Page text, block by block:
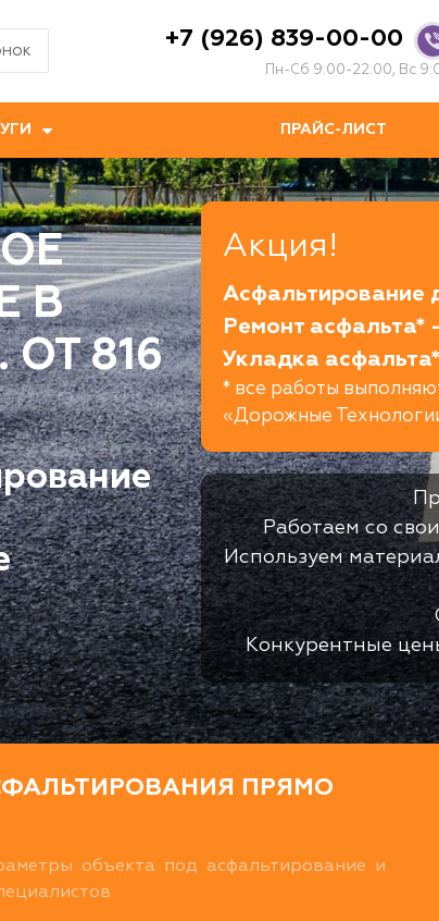
+7 (926) 839-00-00
Пн-Сб 9:00-22:00, Вс
ПРАЙС-ЛИСТ
В
816
Акция!
Асфальтирование
Ремонт асфальта*
Укладка
* все работы
«Дорожные
Работаем со
Используем
Конкурентные
ПРЯМО
объекта под асфальтирование и